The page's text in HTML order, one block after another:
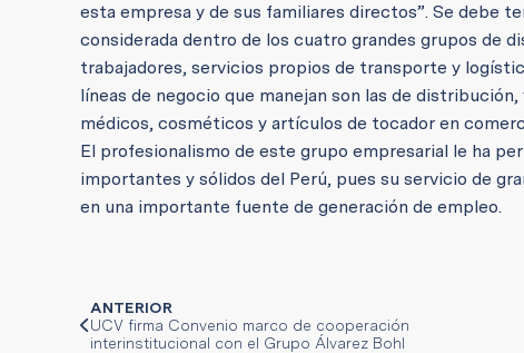
esta empresa y de sus familiares directos”. Se debe
considerada dentro de los cuatro grandes grupos de
trabajadores, servicios propios de transporte y
líneas de negocio que manejan son las de
médicos, cosméticos y artículos de tocador en
El profesionalismo de este grupo empresarial le ha
importantes y sólidos del Perú, pues su servicio de
en una importante fuente de generación de empleo.
ANTERIOR
UCV firma Convenio marco de cooperación
interinstitucional con el Grupo Álvarez Bohl